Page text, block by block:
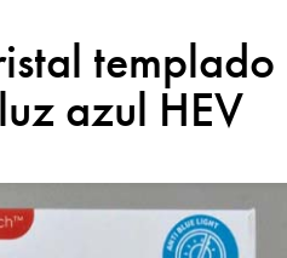
templado
azul HEV